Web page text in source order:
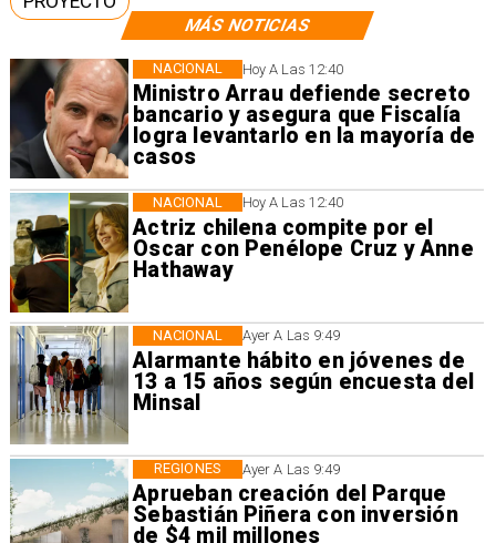
MÁS NOTICIAS
Hoy A Las 12:40
Ministro Arrau defiende secreto
bancario y asegura que Fiscalía
logra levantarlo en la mayoría de
casos
NACIONAL
Hoy A Las 12:40
Actriz chilena compite por el
Oscar con Penélope Cruz y Anne
Hathaway
NACIONAL
Ayer A Las 9:49
Alarmante hábito en jóvenes de
13 a 15 años según encuesta del
Minsal
NACIONAL
Ayer A Las 9:49
Aprueban creación del Parque
Sebastián Piñera con inversión
de $4 mil millones
REGIONES